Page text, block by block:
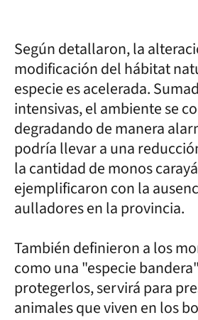
Según detallaron, la
modificación del hábitat
especie es acelerada.
intensivas, el ambiente se
degradando de manera
podría llevar a una
la cantidad de monos
ejemplificaron con la
aulladores en la provincia.
También definieron a los
como una "especie
protegerlos, servirá para
animales que viven en los